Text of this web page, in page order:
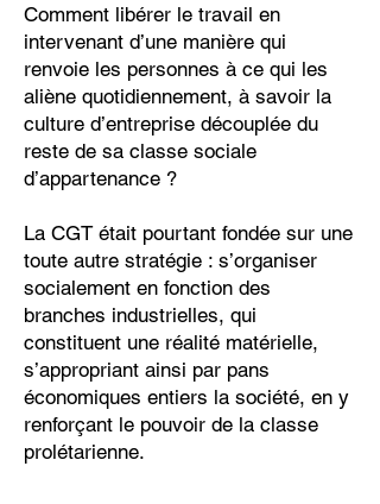
Comment libérer le travail en
intervenant d’une manière qui
renvoie les personnes à ce qui les
aliène quotidiennement, à savoir la
culture d’entreprise découplée du
reste de sa classe sociale
d’appartenance ?
La CGT était pourtant fondée sur une
toute autre stratégie : s’organiser
socialement en fonction des
branches industrielles, qui
constituent une réalité matérielle,
s’appropriant ainsi par pans
économiques entiers la société, en y
renforçant le pouvoir de la classe
prolétarienne.